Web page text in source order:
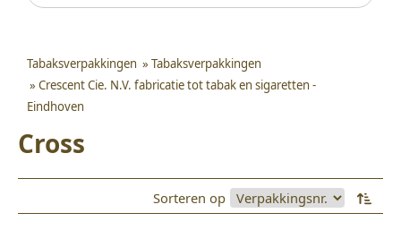
Tabaksverpakkingen » Tabaksverpakkingen
» Crescent Cie. N.V. fabricatie tot tabak en sigaretten -
Eindhoven
Cross
Sorteren op